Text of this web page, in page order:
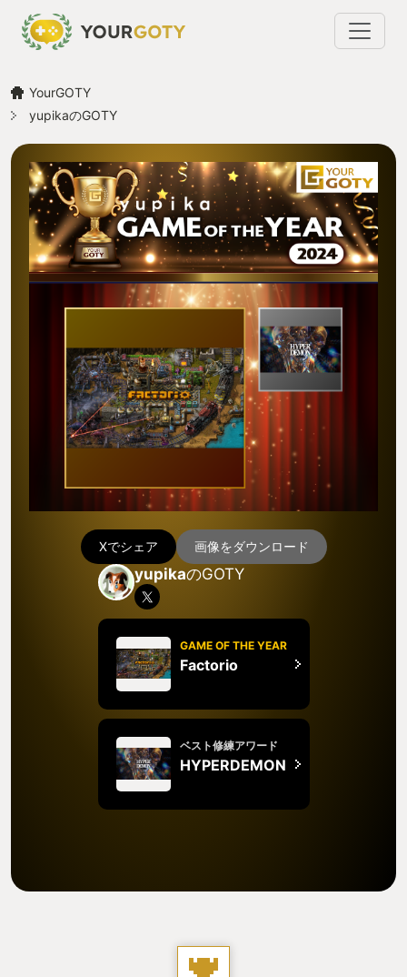
YourGOTY
yupikaのGOTY
Xでシェア 画像をダウンロード
yupikaのGOTY
GAME OF THE YEAR
Factorio
ベスト修練アワード
HYPERDEMON